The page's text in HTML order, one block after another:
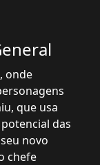
onde
que usa
das
novo
chefe